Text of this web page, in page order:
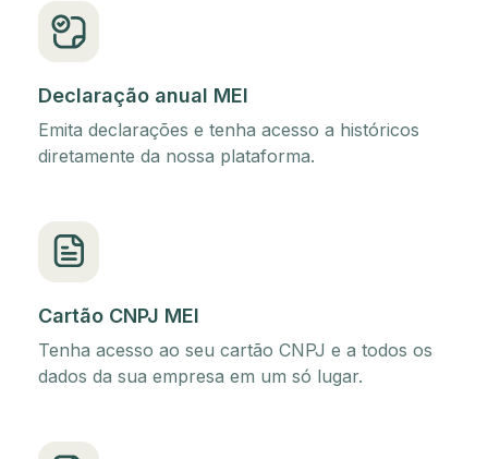
Declaração anual MEI
Emita declarações e tenha acesso a históricos
diretamente da nossa plataforma.
Cartão CNPJ MEI
Tenha acesso ao seu cartão CNPJ e a todos os
dados da sua empresa em um só lugar.